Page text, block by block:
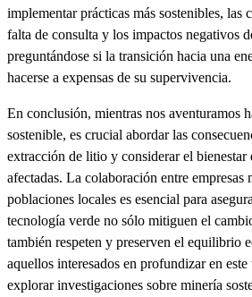
implementar prácticas más sostenibles, las
falta de consulta y los impactos negativos
preguntándose si la transición hacia una
hacerse a expensas de su supervivencia.
En conclusión, mientras nos aventuramos
sostenible, es crucial abordar las
extracción de litio y considerar el bienestar
afectadas. La colaboración entre empresas
poblaciones locales es esencial para
tecnología verde no sólo mitiguen el
también respeten y preserven el equilibrio
aquellos interesados en profundizar en este
explorar investigaciones sobre minería